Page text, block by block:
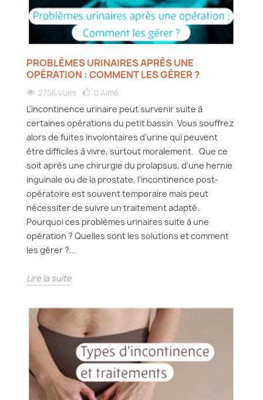
PROBLÈMES URINAIRES APRÈS UNE
OPÉRATION : COMMENT LES GÉRER ?
2756 Vues 0 Aimé
L’incontinence urinaire peut survenir suite à
certaines opérations du petit bassin. Vous souffrez
alors de fuites involontaires d’urine qui peuvent
être difficiles à vivre, surtout moralement. Que ce
soit après une chirurgie du prolapsus, d’une hernie
inguinale ou de la prostate, l’incontinence post-
opératoire est souvent temporaire mais peut
nécessiter de suivre un traitement adapté.
Pourquoi ces problèmes urinaires suite à une
opération ? Quelles sont les solutions et comment
les gérer ?...
Lire la suite